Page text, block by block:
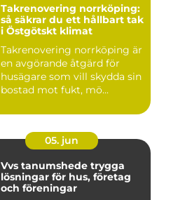
Takrenovering norrköping:
så säkrar du ett hållbart tak
i Östgötskt klimat
Takrenovering norrköping är
en avgörande åtgärd för
husägare som vill skydda sin
bostad mot fukt, mö...
05. jun
Vvs tanumshede trygga
lösningar för hus, företag
och föreningar